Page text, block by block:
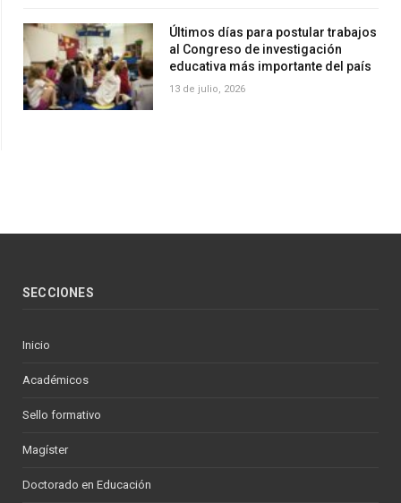
Últimos días para postular trabajos
al Congreso de investigación
educativa más importante del país
13 de julio, 2026
SECCIONES
Inicio
Académicos
Sello formativo
Magíster
Doctorado en Educación